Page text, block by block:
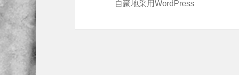
自豪地采用WordPress